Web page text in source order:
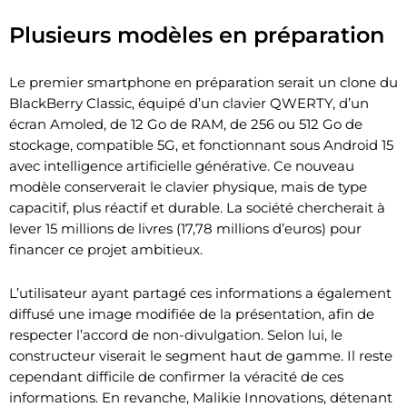
Plusieurs modèles en préparation
Le premier smartphone en préparation serait un clone du
BlackBerry Classic, équipé d’un clavier QWERTY, d’un
écran Amoled, de 12 Go de RAM, de 256 ou 512 Go de
stockage, compatible 5G, et fonctionnant sous Android 15
avec intelligence artificielle générative. Ce nouveau
modèle conserverait le clavier physique, mais de type
capacitif, plus réactif et durable. La société chercherait à
lever 15 millions de livres (17,78 millions d’euros) pour
financer ce projet ambitieux.
L’utilisateur ayant partagé ces informations a également
diffusé une image modifiée de la présentation, afin de
respecter l’accord de non-divulgation. Selon lui, le
constructeur viserait le segment haut de gamme. Il reste
cependant difficile de confirmer la véracité de ces
informations. En revanche, Malikie Innovations, détenant